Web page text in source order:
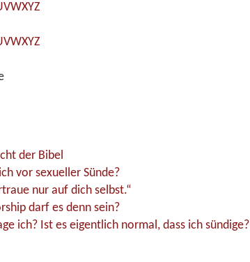
VWXYZ
VWXYZ
der Bibel
vor sexueller Sünde?
nur auf dich selbst.“
darf es denn sein?
ich? Ist es eigentlich normal, dass ich sündige?